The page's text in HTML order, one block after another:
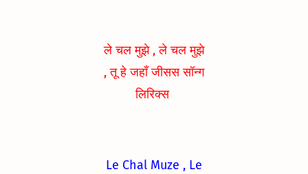
ले चल मुझे , ले चल मुझे
, तू हे जहाँ जीसस सॉन्ग
लिरिक्स
Le Chal Muze , Le